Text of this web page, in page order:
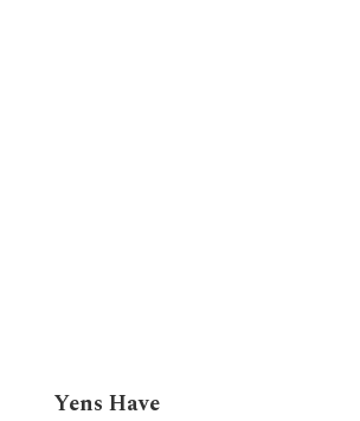
Yens Have